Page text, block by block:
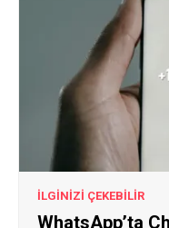
İLGİNİZİ ÇEKEBİLİR
WhatsApp’ta